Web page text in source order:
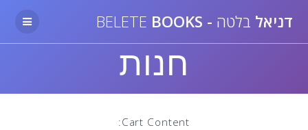
to
דניאלבלטה-
BOOKS
חנות
Cart Content: